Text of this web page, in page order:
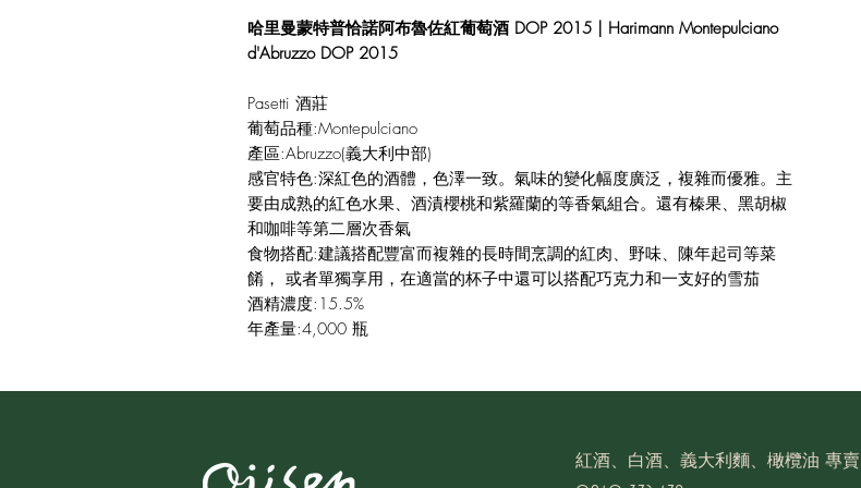
哈里曼蒙特普恰諾阿布魯佐紅葡萄酒 DOP 2015 | Harimann Montepulciano
d'Abruzzo DOP 2015
Pasetti 酒莊
葡萄品種:Montepulciano
產區:Abruzzo(義大利中部)
感官特色:深紅色的酒體，色澤一致。氣味的變化幅度廣泛，複雜而優雅。主
要由成熟的紅色水果、酒漬櫻桃和紫羅蘭的等香氣組合。還有榛果、黑胡椒
和咖啡等第二層次香氣
食物搭配:建議搭配豐富而複雜的長時間烹調的紅肉、野味、陳年起司等菜
餚， 或者單獨享用，在適當的杯子中還可以搭配巧克力和一支好的雪茄
酒精濃度:15.5%
年產量:4,000 瓶
​紅酒、白酒、義大利麵、橄欖油 專賣